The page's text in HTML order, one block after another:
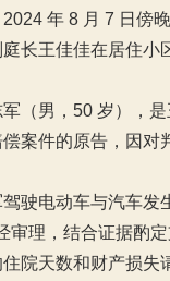
年 8 月 7 日傍
长王佳佳在居住小
（男，50 岁），是
案件的原告，因对
驶电动车与汽车发
审理，结合证据酌
院天数和财产损失